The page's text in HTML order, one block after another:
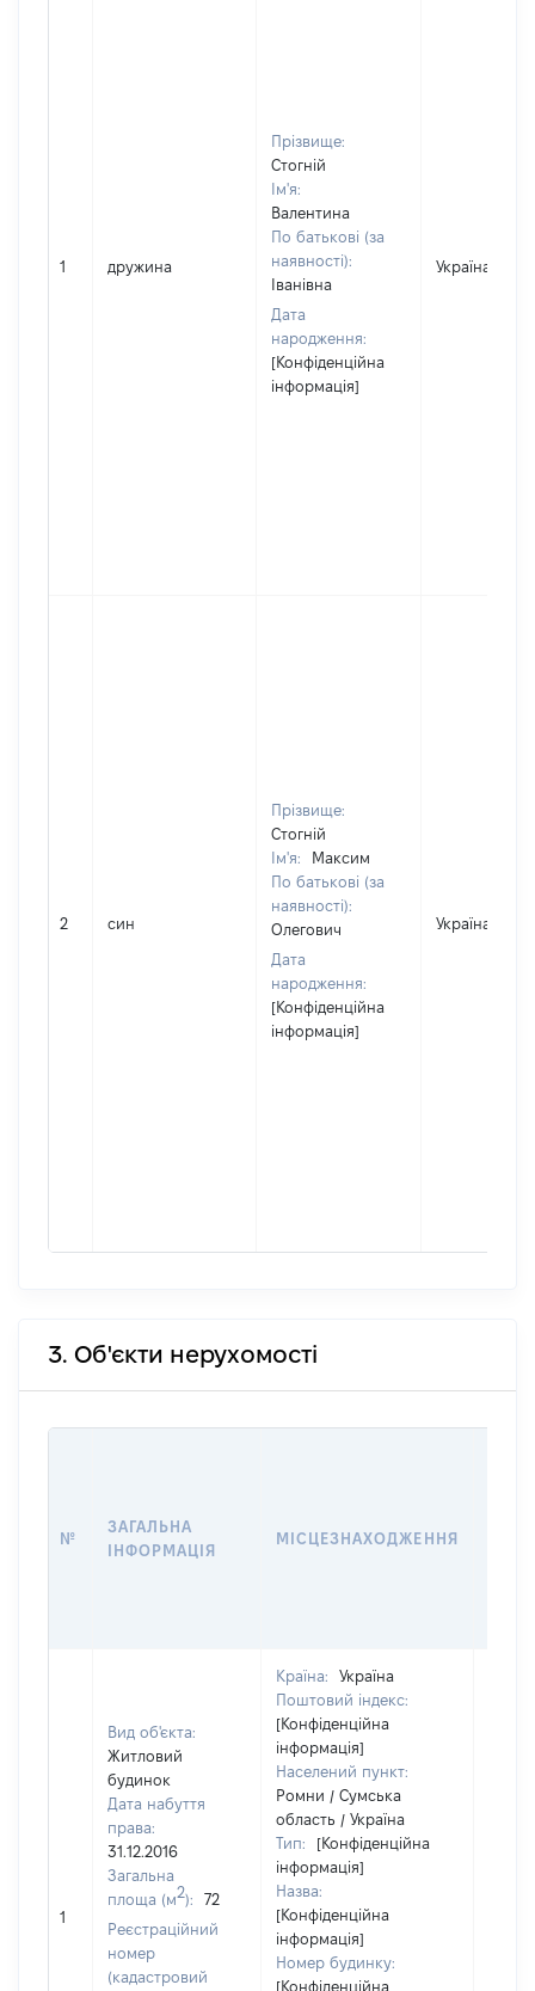
1 дружина
Прізвище:
Стогній
Ім'я:
Валентина
По батькові (за
наявності):
Іванівна
Дата
народження:
[Конфіденційна
інформація]
Україна
2 син
Прізвище:
Стогній
Ім'я:
Максим
По батькові (за
наявності):
Олегович
Дата
народження:
[Конфіденційна
інформація]
Україна
3. Об'єкти нерухомості
№
ЗАГАЛЬНА
ІНФОРМАЦІЯ
МІСЦЕЗНАХОДЖЕННЯ
1
Вид об'єкта:
Житловий
будинок
Дата набуття
права:
31.12.2016
Загальна
площа (м2):
72
Реєстраційний
номер
(кадастровий
Країна:
Україна
Поштовий індекс:
[Конфіденційна
інформація]
Населений пункт:
Ромни / Сумська
область / Україна
Тип:
[Конфіденційна
інформація]
Назва:
[Конфіденційна
інформація]
Номер будинку:
[Конфіденційна